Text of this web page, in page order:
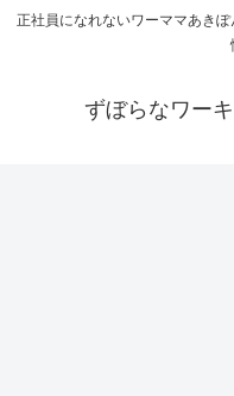
正社員になれないワーママあき
ずぼらなワー